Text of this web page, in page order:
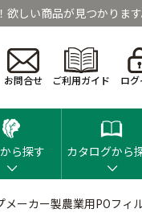
しい商品が見つかります
お問合せ ご利用ガイド ログ
ら探す カタログから
メーカー製農業用POフィ